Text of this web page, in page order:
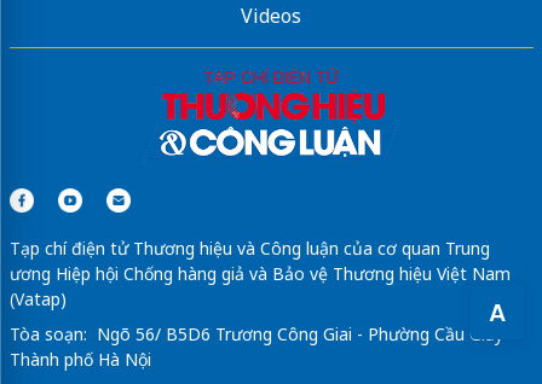
A
Videos
Tạp chí điện tử Thương hiệu và Công luận của cơ quan Trung
ương Hiệp hội Chống hàng giả và Bảo vệ Thương hiệu Việt Nam
(Vatap)
Tòa soạn: Ngõ 56/ B5D6 Trương Công Giai - Phường Cầu Giấy -
Thành phố Hà Nội